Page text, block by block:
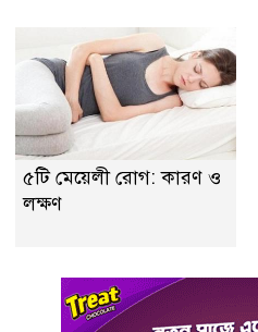
৫টি মেয়েলী রোগ: কারণ ও
লক্ষণ